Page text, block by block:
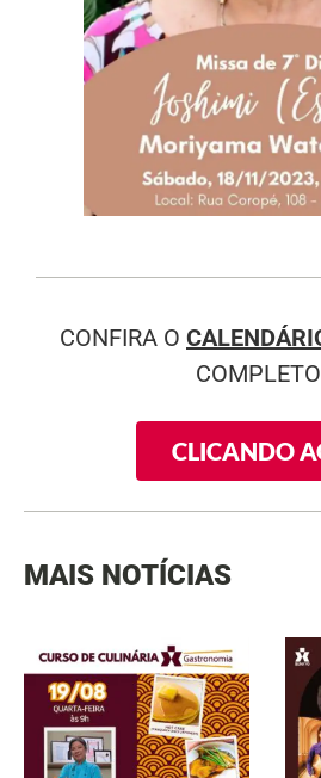
CONFIRA O
CLICANDO
MAIS NOTÍCIAS